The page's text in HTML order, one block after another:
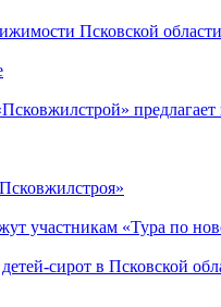
Псковской
участникам «Тура по
сирот в Псковской